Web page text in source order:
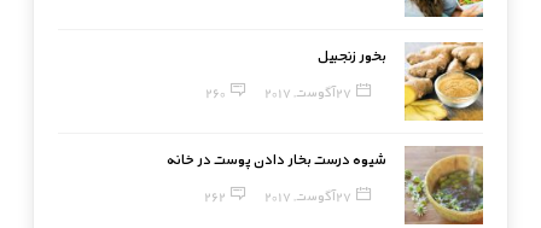
بخور زنجبیل
27 آگوست, 2017 260
شیوه درست بخار دادن پوست در خانه
27 آگوست, 2017 262